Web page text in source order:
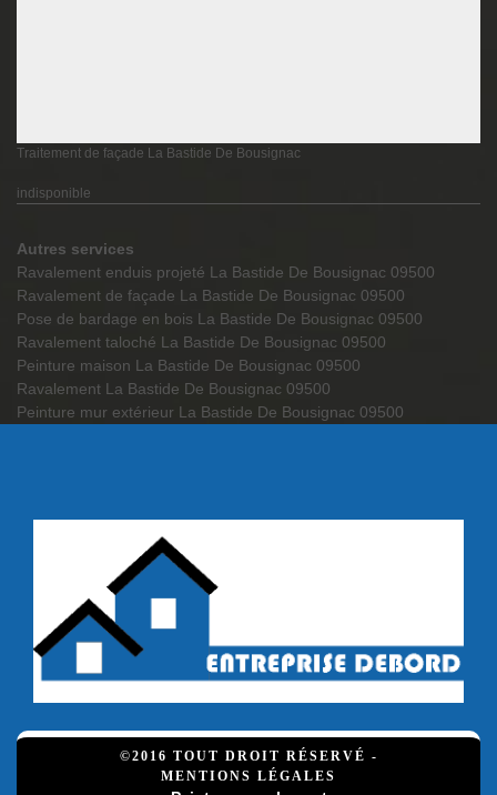
Traitement de façade La Bastide De Bousignac
indisponible
Autres services
Ravalement enduis projeté La Bastide De Bousignac 09500
Ravalement de façade La Bastide De Bousignac 09500
Pose de bardage en bois La Bastide De Bousignac 09500
Ravalement taloché La Bastide De Bousignac 09500
Peinture maison La Bastide De Bousignac 09500
Ravalement La Bastide De Bousignac 09500
Peinture mur extérieur La Bastide De Bousignac 09500
©2016 TOUT DROIT RÉSERVÉ -
MENTIONS LÉGALES